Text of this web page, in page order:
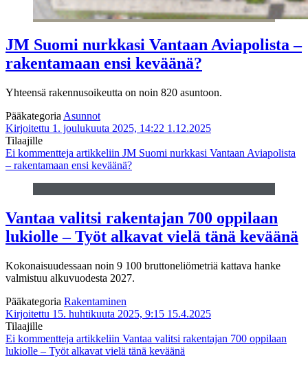
JM Suomi nurkkasi Vantaan Aviapolista –
rakentamaan ensi keväänä?
Yhteensä rakennusoikeutta on noin 820 asuntoon.
Pääkategoria Asunnot
Kirjoitettu 1. joulukuuta 2025, 14:22 1.12.2025
Tilaajille
Ei kommentteja artikkeliin JM Suomi nurkkasi Vantaan Aviapolista
– rakentamaan ensi keväänä?
Vantaa valitsi rakentajan 700 oppilaan
lukiolle – Työt alkavat vielä tänä keväänä
Kokonaisuudessaan noin 9 100 bruttoneliömetriä kattava hanke
valmistuu alkuvuodesta 2027.
Pääkategoria Rakentaminen
Kirjoitettu 15. huhtikuuta 2025, 9:15 15.4.2025
Tilaajille
Ei kommentteja artikkeliin Vantaa valitsi rakentajan 700 oppilaan
lukiolle – Työt alkavat vielä tänä keväänä